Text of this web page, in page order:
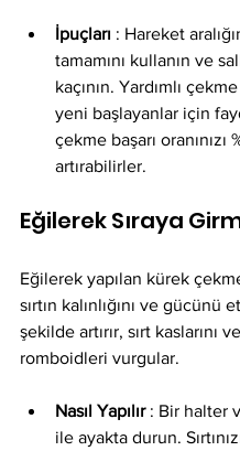
İpuçları : Hareket
tamamını kullanın ve
kaçının. Yardımlı
yeni başlayanlar için
çekme başarı oranınızı
artırabilirler.
Eğilerek Sıraya
Eğilerek yapılan kürek
sırtın kalınlığını ve gücünü
şekilde artırır, sırt kaslarını ve
romboidleri vurgular.
Nasıl Yapılır : Bir halter
ile ayakta durun.